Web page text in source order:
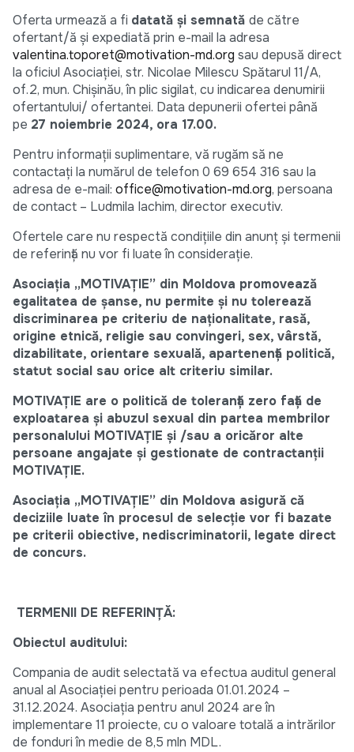
Oferta urmează a fi datată și semnată de către
ofertant/ă și expediată prin e-mail la adresa
valentina.toporet@motivation-md.org sau depusă direct
la oficiul Asociației, str. Nicolae Milescu Spătarul 11/A,
of.2, mun. Chișinău, în plic sigilat, cu indicarea denumirii
ofertantului/ ofertantei. Data depunerii ofertei până
pe 27 noiembrie 2024, ora 17.00.
Pentru informații suplimentare, vă rugăm să ne
contactați la numărul de telefon 0 69 654 316 sau la
adresa de e-mail: office@motivation-md.org, persoana
de contact – Ludmila Iachim, director executiv.
Ofertele care nu respectă condițiile din anunț și termenii
de referință nu vor fi luate în considerație.
Asociația „MOTIVAȚIE” din Moldova promovează
egalitatea de șanse, nu permite și nu tolerează
discriminarea pe criteriu de naționalitate, rasă,
origine etnică, religie sau convingeri, sex, vârstă,
dizabilitate, orientare sexuală, apartenență politică,
statut social sau orice alt criteriu similar.
MOTIVAȚIE are o politică de toleranță zero față de
exploatarea și abuzul sexual din partea membrilor
personalului MOTIVAȚIE și /sau a oricăror alte
persoane angajate și gestionate de contractanții
MOTIVAȚIE.
Asociația „MOTIVAȚIE” din Moldova asigură că
deciziile luate în procesul de selecție vor fi bazate
pe criterii obiective, nediscriminatorii, legate direct
de concurs.
TERMENII DE REFERINȚĂ:
Obiectul auditului:
Compania de audit selectată va efectua auditul general
anual al Asociației pentru perioada 01.01.2024 –
31.12.2024. Asociația pentru anul 2024 are în
implementare 11 proiecte, cu o valoare totală a intrărilor
de fonduri în medie de 8,5 mln MDL.